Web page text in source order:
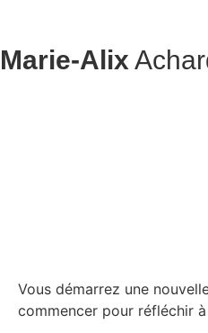
Marie-Alix
Vous démarrez une
commencer pour réfléchir